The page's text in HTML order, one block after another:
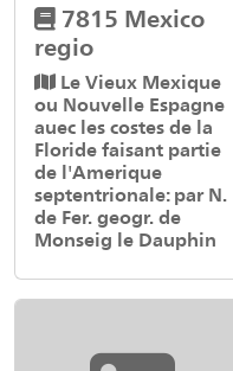
7815 Mexico
regio
Le Vieux Mexique
ou Nouvelle Espagne
auec les costes de la
Floride faisant partie
de l'Amerique
septentrionale: par N.
de Fer. geogr. de
Monseig le Dauphin